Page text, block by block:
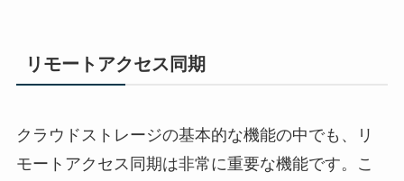
リモートアクセス同期
クラウドストレージの基本的な機能の中でも、リ
モートアクセス同期は非常に重要な機能です。こ